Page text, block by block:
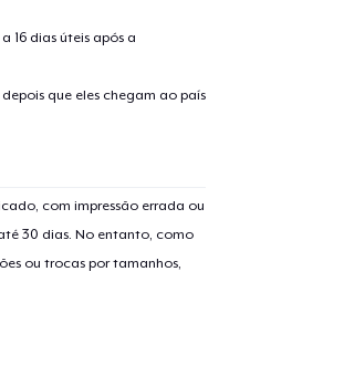
16 dias úteis após a
que eles chegam ao país
com impressão errada ou
30 dias. No entanto, como
ou trocas por tamanhos,